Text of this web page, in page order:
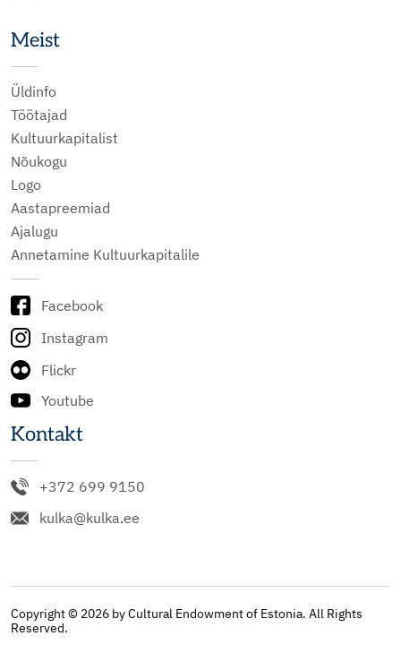
Meist
Üldinfo
Töötajad
Kultuurkapitalist
Nõukogu
Logo
Aastapreemiad
Ajalugu
Annetamine Kultuurkapitalile
Facebook
Instagram
Flickr
Youtube
Kontakt
+372 699 9150
kulka@kulka.ee
Copyright © 2026 by Cultural Endowment of Estonia. All Rights
Reserved.